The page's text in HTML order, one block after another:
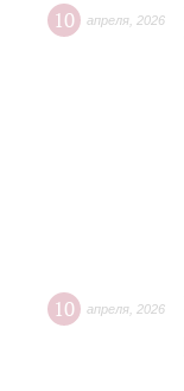
10 апреля 2026
10 апреля 2026